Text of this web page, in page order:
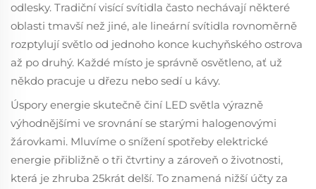
odlesky. Tradiční visící svítidla často nechávají některé
oblasti tmavší než jiné, ale lineární svítidla rovnoměrně
rozptylují světlo od jednoho konce kuchyňského ostrova
až po druhý. Každé místo je správně osvětleno, ať už
někdo pracuje u dřezu nebo sedí u kávy.
Úspory energie skutečně činí LED světla výrazně
výhodnějšími ve srovnání se starými halogenovými
žárovkami. Mluvíme o snížení spotřeby elektrické
energie přibližně o tři čtvrtiny a zároveň o životnosti,
která je zhruba 25krát delší. To znamená nižší účty za